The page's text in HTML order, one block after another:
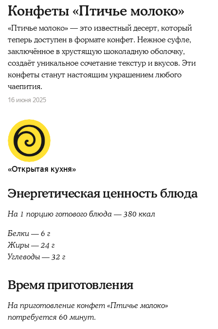
Конфеты «Птичье молоко»
«Птичье молоко» — это известный десерт, который
теперь доступен в формате конфет. Нежное суфле,
заключённое в хрустящую шоколадную оболочку,
создаёт уникальное сочетание текстур и вкусов. Эти
конфеты станут настоящим украшением любого
чаепития.
16 июня 2025
«Открытая кухня»
Энергетическая ценность блюда
На 1 порцию готового блюда — 380 ккал
Белки — 6 г
Жиры — 24 г
Углеводы — 32 г
Время приготовления
На приготовление конфет «Птичье молоко»
потребуется 60 минут.